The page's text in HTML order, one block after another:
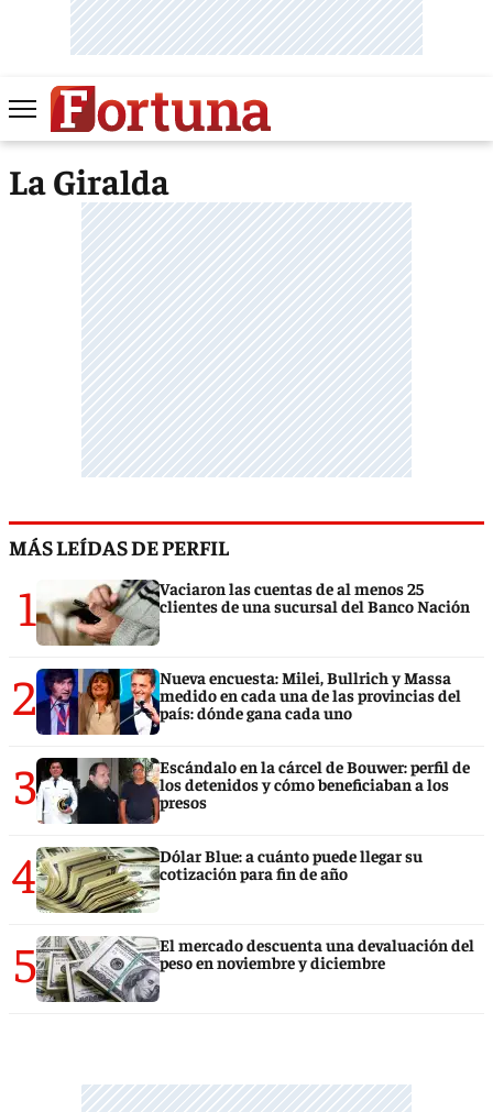
La Giralda
MÁS LEÍDAS DE PERFIL
1
Vaciaron las cuentas de al menos 25
clientes de una sucursal del Banco Nación
2
Nueva encuesta: Milei, Bullrich y Massa
medido en cada una de las provincias del
país: dónde gana cada uno
3
Escándalo en la cárcel de Bouwer: perfil de
los detenidos y cómo beneficiaban a los
presos
4
Dólar Blue: a cuánto puede llegar su
cotización para fin de año
5
El mercado descuenta una devaluación del
peso en noviembre y diciembre